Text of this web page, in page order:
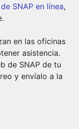
SNAP en línea,
en las oficinas
asistencia.
de SNAP de tu
y envíalo a la